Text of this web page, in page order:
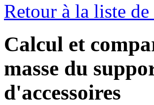
Retour à la liste de
Calcul et
masse du
d'accessoires